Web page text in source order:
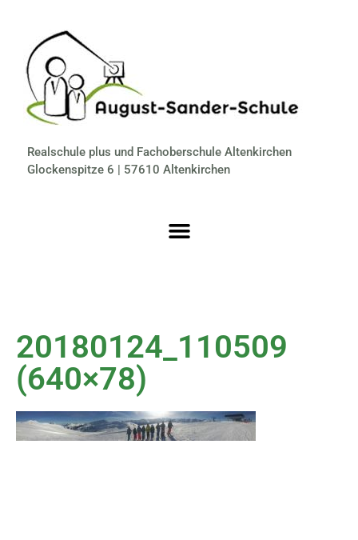
Realschule plus und Fachoberschule Altenkirchen
Glockenspitze 6 | 57610 Altenkirchen
20180124_110509
(640×78)